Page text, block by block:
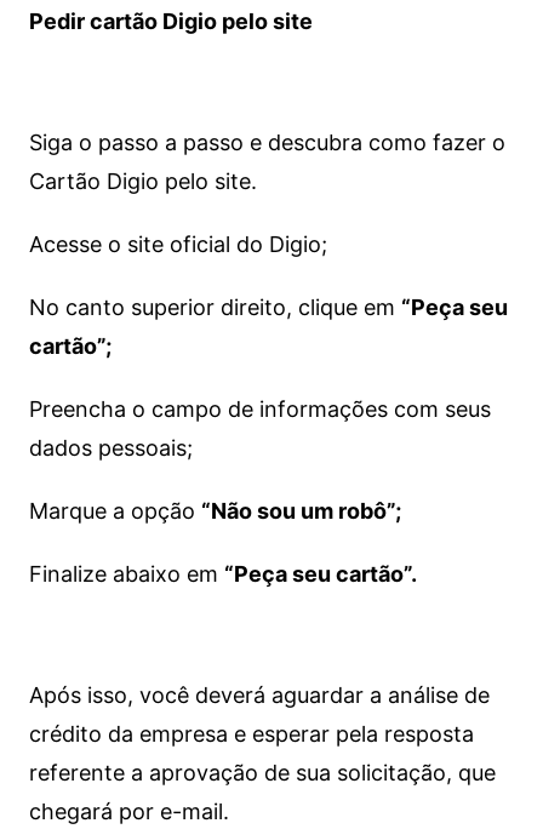
Pedir cartão Digio pelo site
Siga o passo a passo e descubra como fazer o
Cartão Digio pelo site.
Acesse o site oficial do Digio;
No canto superior direito, clique em “Peça seu
cartão”;
Preencha o campo de informações com seus
dados pessoais;
Marque a opção “Não sou um robô”;
Finalize abaixo em “Peça seu cartão”.
Após isso, você deverá aguardar a análise de
crédito da empresa e esperar pela resposta
referente a aprovação de sua solicitação, que
chegará por e-mail.